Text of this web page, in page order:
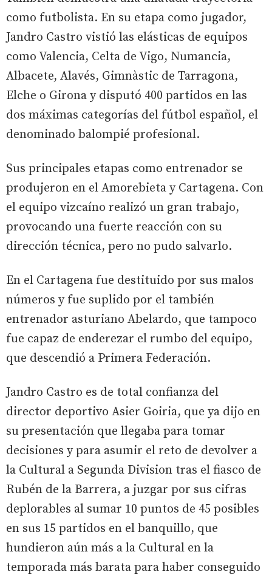
como futbolista. En su etapa como jugador,
Jandro Castro vistió las elásticas de equipos
como Valencia, Celta de Vigo, Numancia,
Albacete, Alavés, Gimnàstic de Tarragona,
Elche o Girona y disputó 400 partidos en las
dos máximas categorías del fútbol español, el
denominado balompié profesional.
Sus principales etapas como entrenador se
produjeron en el Amorebieta y Cartagena. Con
el equipo vizcaíno realizó un gran trabajo,
provocando una fuerte reacción con su
dirección técnica, pero no pudo salvarlo.
En el Cartagena fue destituido por sus malos
números y fue suplido por el también
entrenador asturiano Abelardo, que tampoco
fue capaz de enderezar el rumbo del equipo,
que descendió a Primera Federación.
Jandro Castro es de total confianza del
director deportivo Asier Goiria, que ya dijo en
su presentación que llegaba para tomar
decisiones y para asumir el reto de devolver a
la Cultural a Segunda Division tras el fiasco de
Rubén de la Barrera, a juzgar por sus cifras
deplorables al sumar 10 puntos de 45 posibles
en sus 15 partidos en el banquillo, que
hundieron aún más a la Cultural en la
temporada más barata para haber conseguido